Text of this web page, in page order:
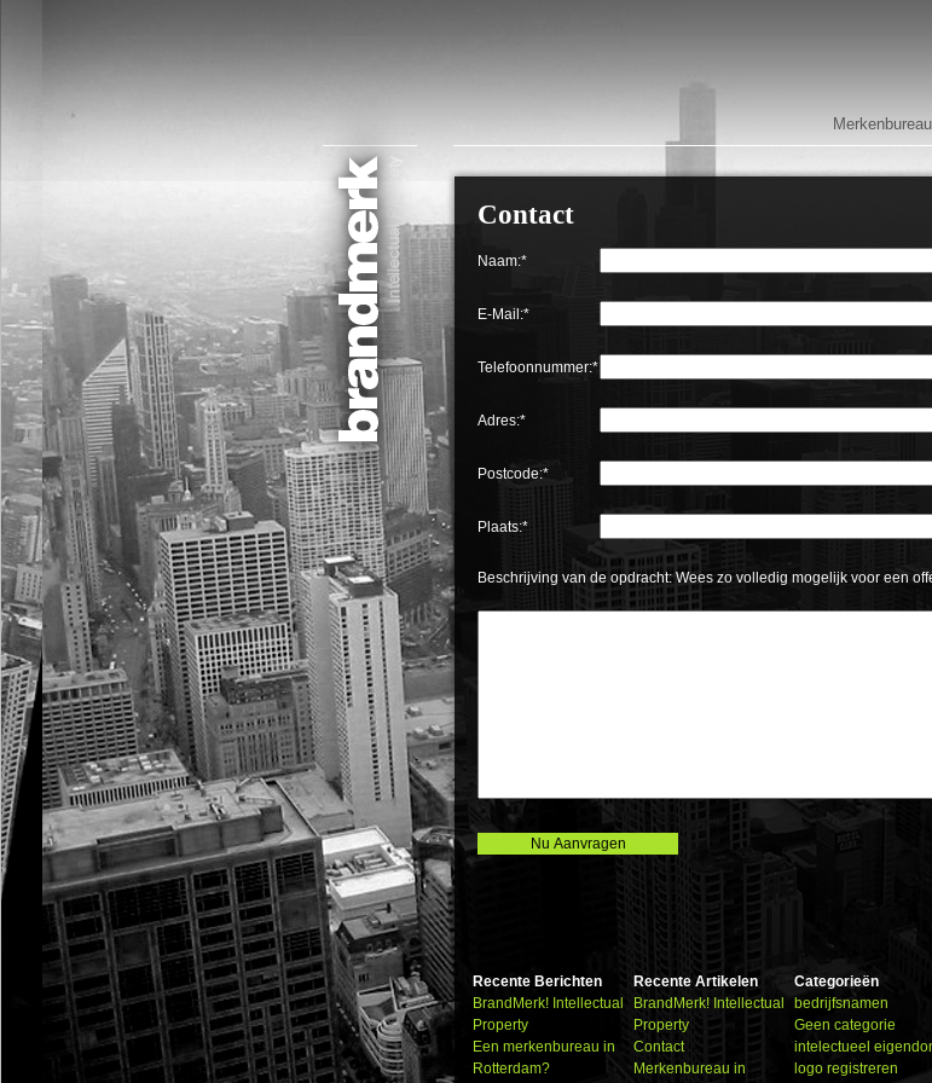
Contact
Naam:*
E-Mail:*
Telefoonnummer:*
Adres:*
Postcode:*
Plaats:*
Beschrijving van de opdracht: Wees zo volledig mogelijk voor een
Recente Berichten
BrandMerk! Intellectual
Property
Een merkenbureau in
Rotterdam?
Recente Artikelen
BrandMerk! Intellectual
Property
Contact
Merkenbureau in
Categorieën
bedrijfsnamen
Geen categorie
intelectueel
logo registreren